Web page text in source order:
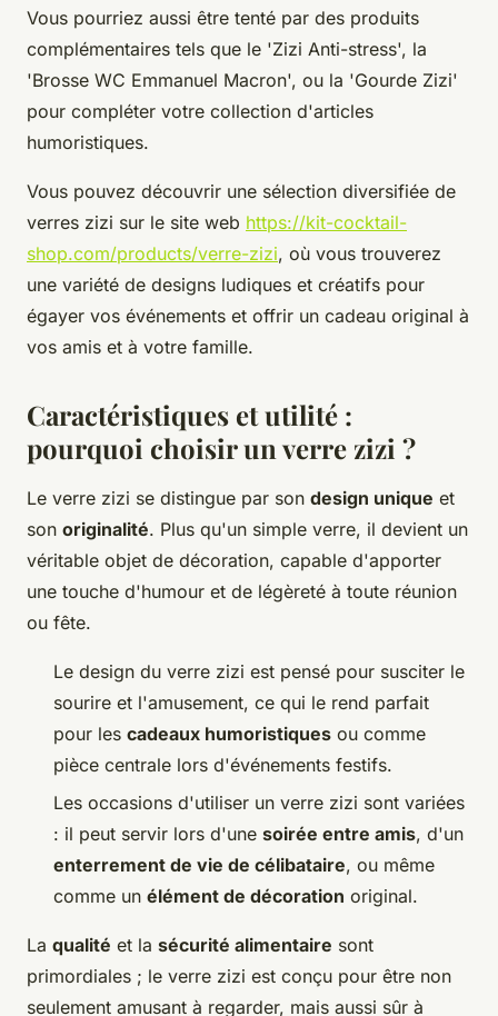
Vous pourriez aussi être tenté par des produits
complémentaires tels que le 'Zizi Anti-stress', la
'Brosse WC Emmanuel Macron', ou la 'Gourde Zizi'
pour compléter votre collection d'articles
humoristiques.
Vous pouvez découvrir une sélection diversifiée de
verres zizi sur le site web https://kit-cocktail-
shop.com/products/verre-zizi, où vous trouverez
une variété de designs ludiques et créatifs pour
égayer vos événements et offrir un cadeau original à
vos amis et à votre famille.
Caractéristiques et utilité :
pourquoi choisir un verre zizi ?
Le verre zizi se distingue par son design unique et
son originalité. Plus qu'un simple verre, il devient un
véritable objet de décoration, capable d'apporter
une touche d'humour et de légèreté à toute réunion
ou fête.
Le design du verre zizi est pensé pour susciter le
sourire et l'amusement, ce qui le rend parfait
pour les cadeaux humoristiques ou comme
pièce centrale lors d'événements festifs.
Les occasions d'utiliser un verre zizi sont variées
: il peut servir lors d'une soirée entre amis, d'un
enterrement de vie de célibataire, ou même
comme un élément de décoration original.
La qualité et la sécurité alimentaire sont
primordiales ; le verre zizi est conçu pour être non
seulement amusant à regarder, mais aussi sûr à